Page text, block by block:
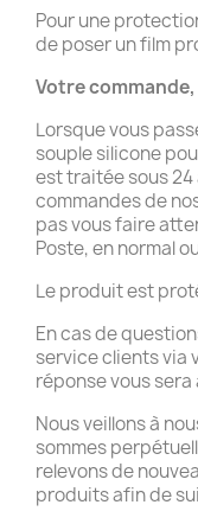
Pour une
de poser un film
Votre
Lorsque vous
souple silicone
est traitée sous 24
commandes de
pas vous faire
Poste, en normal
Le produit est
En cas de
service clients via
réponse vous
Nous veillons à
sommes
relevons de
produits afin de